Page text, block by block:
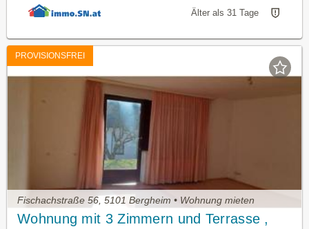
Älter als 31 Tage
PROVISIONSFREI
Fischachstraße 56, 5101 Bergheim • Wohnung mieten
Wohnung mit 3 Zimmern und Terrasse ,